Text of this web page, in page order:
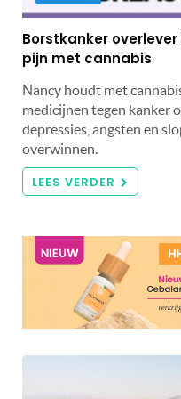
Borstkanker
pijn met cannabis
Nancy houdt met
medicijnen tegen kanker
depressies, angsten en
overwinnen.
LEES VERDER